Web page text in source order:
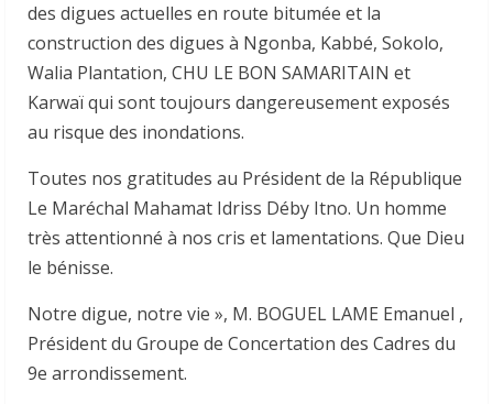
des digues actuelles en route bitumée et la
construction des digues à Ngonba, Kabbé, Sokolo,
Walia Plantation, CHU LE BON SAMARITAIN et
Karwaï qui sont toujours dangereusement exposés
au risque des inondations.
Toutes nos gratitudes au Président de la République
Le Maréchal Mahamat Idriss Déby Itno. Un homme
très attentionné à nos cris et lamentations. Que Dieu
le bénisse.
Notre digue, notre vie », M. BOGUEL LAME Emanuel ,
Président du Groupe de Concertation des Cadres du
9e arrondissement.